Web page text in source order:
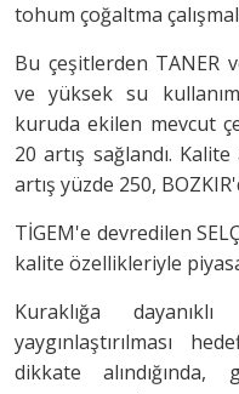
tohum çoğaltma
Bu çeşitlerden TANER
ve yüksek su
kuruda ekilen mevcut
20 artış sağlandı.
artış yüzde 250,
TİGEM'e devredilen
kalite özellikleriyle
Kuraklığa
yaygınlaştırılması
dikkate alındığında,